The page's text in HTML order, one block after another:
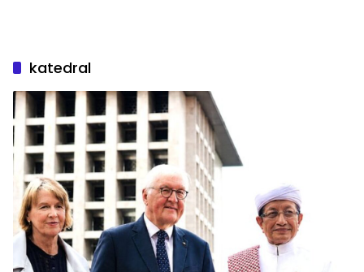
katedral